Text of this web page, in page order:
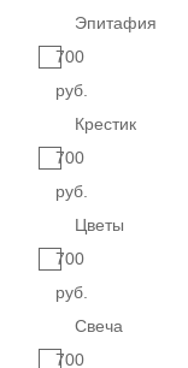
Эпитафия
700
руб.
Крестик
700
руб.
Цветы
700
руб.
Свеча
700